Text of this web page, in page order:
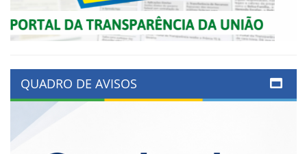
QUADRO DE AVISOS